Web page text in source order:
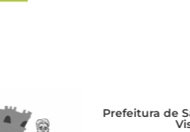
de São João da Boa
Vista